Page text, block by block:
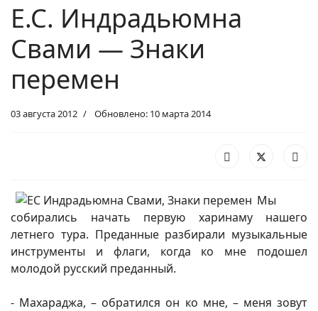
Е.С. Индрадьюмна
Свами — Знаки
перемен
03 августа 2012 Обновлено: 10 марта 2014
Мы
собирались начать первую харинаму нашего
летнего тура. Преданные разбирали музыкальные
инструменты и флаги, когда ко мне подошел
молодой русский преданный.
- Махараджа, – обратился он ко мне, – меня зовут